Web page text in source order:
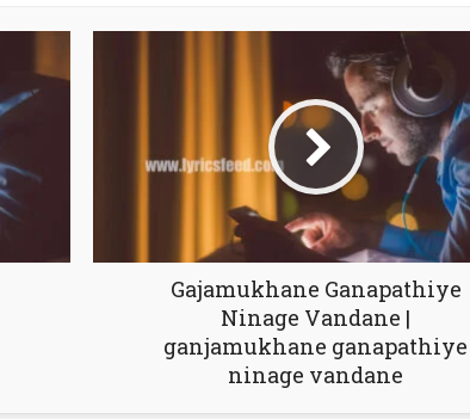
Gajamukhane Ganapathiye
Ninage Vandane |
ganjamukhane ganapathiye
ninage vandane